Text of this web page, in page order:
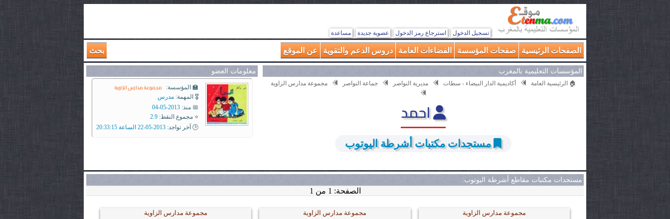
تسجيل الدخول استرجاع رمز الدخول عضوية جديدة مساعدة
الصفحات الرئيسية صفحات المؤسسة الفضاءات العامة دروس الدعم والتقوية عن الموقع بحث
المؤسسات التعليمية بالمغرب
🏠 الرئيسية العامة أكاديمية الدار البيضاء - سطات مديرية النواصر جماعة النواصر مجموعة مدارس الزاوية
احمد
مستجدات مكتبات أشرطة اليوتوب
معلومات العضو
🏫 المؤسسة: مجموعة مدارس الزاوية
🎖️ المهمة: مدرس
📅 منذ: 2013-05-04
⭐ مجموع النقط: 2.9
🕒 آخر تواجد: 2013-05-22 الساعة 20:33:15
مستجدات مكتبات مقاطع أشرطة اليوتوب:
الصفحة: 1 من 1
مجموعة مدارس الزاوية مجموعة مدارس الزاوية مجموعة مدارس الزاوية